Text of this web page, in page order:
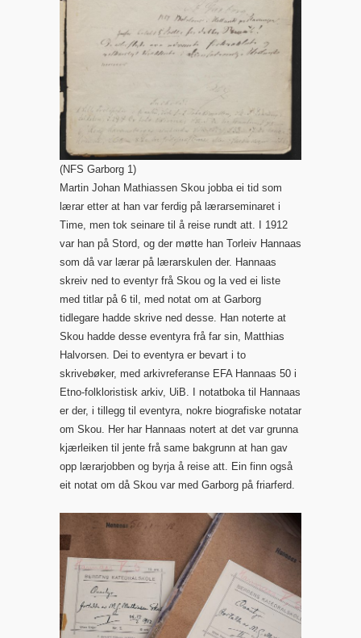
(NFS Garborg 1)
Martin Johan Mathiassen Skou jobba ei tid som
lærar etter at han var ferdig på lærarseminaret i
Time, men tok seinare til å reise rundt att. I 1912
var han på Stord, og der møtte han Torleiv Hannaas
som då var lærar på lærarskulen der. Hannaas
skreiv ned to eventyr frå Skou og la ved ei liste
med titlar på 6 til, med notat om at Garborg
tidlegare hadde skrive ned desse. Han noterte at
Skou hadde desse eventyra frå far sin, Matthias
Halvorsen. Dei to eventyra er bevart i to
skrivebøker, med arkivreferanse EFA Hannaas 50 i
Etno-folkloristisk arkiv, UiB. I notatboka til Hannaas
er der, i tillegg til eventyra, nokre biografiske notatar
om Skou. Her har Hannaas notert at det var grunna
kjærleiken til jente frå same bakgrunn at han gav
opp lærarjobben og byrja å reise att. Ein finn også
eit notat om då Skou var med Garborg på friarferd.